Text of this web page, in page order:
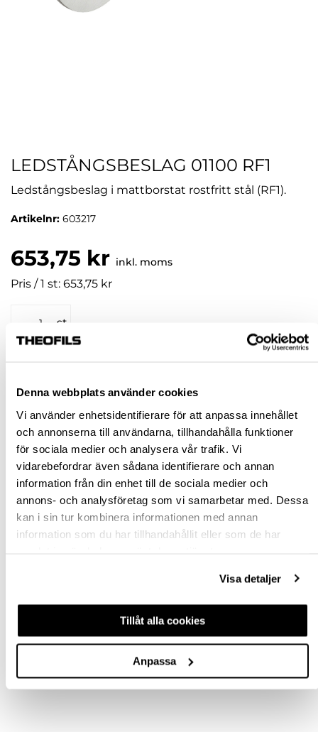
Denna webbplats använder cookies
Vi använder enhetsidentifierare för att anpassa innehållet
och annonserna till användarna, tillhandahålla funktioner
för sociala medier och analysera vår trafik. Vi
vidarebefordrar även sådana identifierare och annan
information från din enhet till de sociala medier och
annons- och analysföretag som vi samarbetar med. Dessa
kan i sin tur kombinera informationen med annan
information som du har tillhandahållit eller som de har
Visa detaljer
Tillåt alla cookies
Anpassa
LEDSTÅNGSBESLAG 01100 RF1
Ledstångsbeslag i mattborstat rostfritt stål (RF1).
Artikelnr: 603217
653,75 kr inkl. moms
Pris / 1 st: 653,75 kr
st
Jönköping butik Slut i lager
Malmö butik Finns i lager
Stockholm butik Finns i lager
Snabba leveranser
Hämta i butik
Ledande leverantör i Sverige
FRÅGA OM PRODUKT